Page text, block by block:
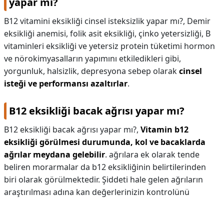
B12 vitamini eksikliği cinsel isteksizlik yapar mı?, Demir
eksikliği anemisi, folik asit eksikliği, çinko yetersizliği, B
vitaminleri eksikliği ve yetersiz protein tüketimi hormon
ve nörokimyasalların yapımını etkiledikleri gibi,
yorgunluk, halsizlik, depresyona sebep olarakcinsel
isteği ve performansı azaltırlar.
B12 eksikliği bacak ağrısı yapar mı?
B12 eksikliği bacak ağrısı yapar mı?, Vitamin b12
eksikliği görülmesi durumunda, kol ve bacaklarda
ağrılar meydana gelebilir. ağrılara ek olarak tende
beliren morarmalar da b12 eksikliğinin belirtilerinden
biri olarak görülmektedir. Şiddeti hale gelen ağrıların
araştırılması adına kan değerlerinizin kontrolünü